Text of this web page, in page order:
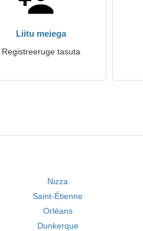
Liitu meiega
Registreeruge tasuta
Nizza
Saint-Étienne
Orléans
Dunkerque